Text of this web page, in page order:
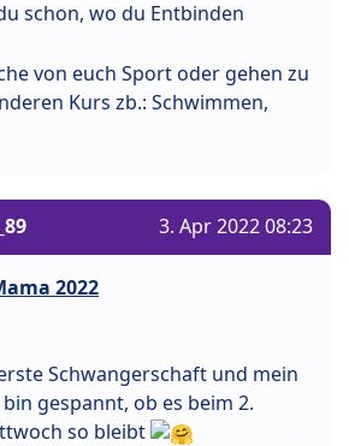
schon, wo du Entbinden
von euch Sport oder gehen zu
Kurs zb.: Schwimmen,
3. Apr 2022 08:23
2022
Schwangerschaft und mein
bin gespannt, ob es beim 2.
so bleibt